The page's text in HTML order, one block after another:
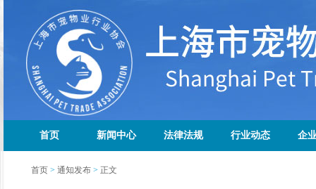
首页 新闻中心 法律法规 行业动态 企
首页> 通知发布> 正文